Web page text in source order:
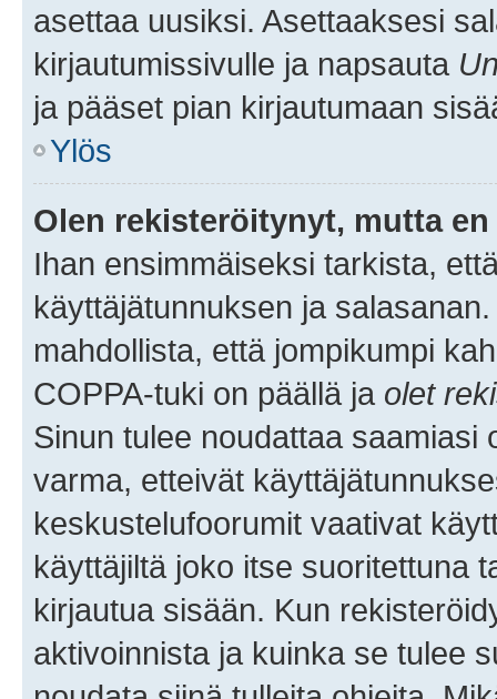
asettaa uusiksi. Asettaaksesi
kirjautumissivulle ja napsauta
ja pääset pian kirjautumaan
Ylös
Olen rekisteröitynyt, mutta
Ihan ensimmäiseksi tarkista,
käyttäjätunnuksen ja
mahdollista, että jompikumpi
COPPA-tuki on päällä ja olet
Sinun tulee noudattaa saamiasi
varma, etteivät
keskustelufoorumit vaativat
käyttäjiltä joko itse suoritettuna
kirjautua sisään. Kun
aktivoinnista ja kuinka se tulee